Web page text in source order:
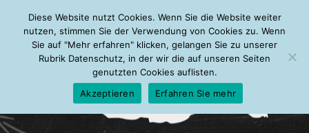
Friday, 07.08.2026
Mein Account
About Autoren Leseempfehlungen FAQ
Diese Website nutzt Cookies. Wenn Sie die Website weiter
nutzen, stimmen Sie der Verwendung von Cookies zu. Wenn
Sie auf "Mehr erfahren" klicken, gelangen Sie zu unserer
Rubrik Datenschutz, in der wir die auf unseren Seiten
genutzten Cookies auflisten.
Akzeptieren
Erfahren Sie mehr